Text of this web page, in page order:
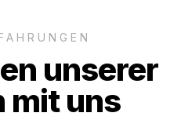
unserer
mit uns